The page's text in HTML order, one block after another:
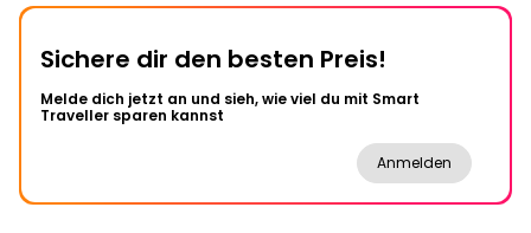
Sichere dir den besten Preis!
Melde dich jetzt an und sieh, wie viel du mit Smart
Traveller sparen kannst
Anmelden